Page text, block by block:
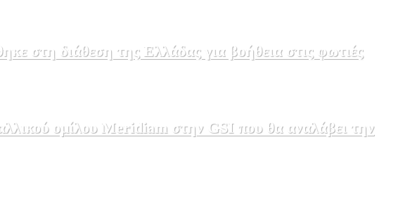
στη διάθεση της Ελλάδας για βοήθεια στις φωτιές
ομίλου Meridiam στην GSI που θα αναλάβει την